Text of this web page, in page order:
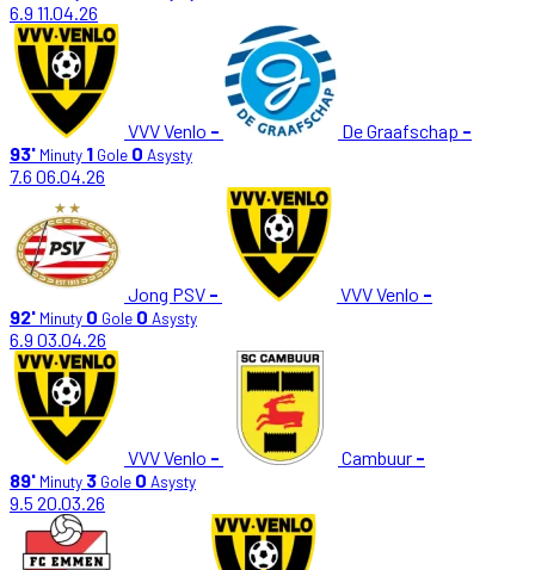
6.9 11.04.26
VVV Venlo - De Graafschap -
93' Minuty 1 Gole 0 Asysty
7.6 06.04.26
Jong PSV - VVV Venlo -
92' Minuty 0 Gole 0 Asysty
6.9 03.04.26
VVV Venlo - Cambuur -
89' Minuty 3 Gole 0 Asysty
9.5 20.03.26